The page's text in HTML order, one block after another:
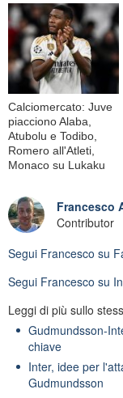
Calciomercato: Juve
piacciono Alaba,
Atubolu e Todibo,
Romero all'Atleti,
Monaco su Lukaku
Francesco
Contributor
Segui Francesco su
Segui Francesco su
Leggi di più sullo
Gudmundsson-
chiave
Inter, idee per
Gudmundsson